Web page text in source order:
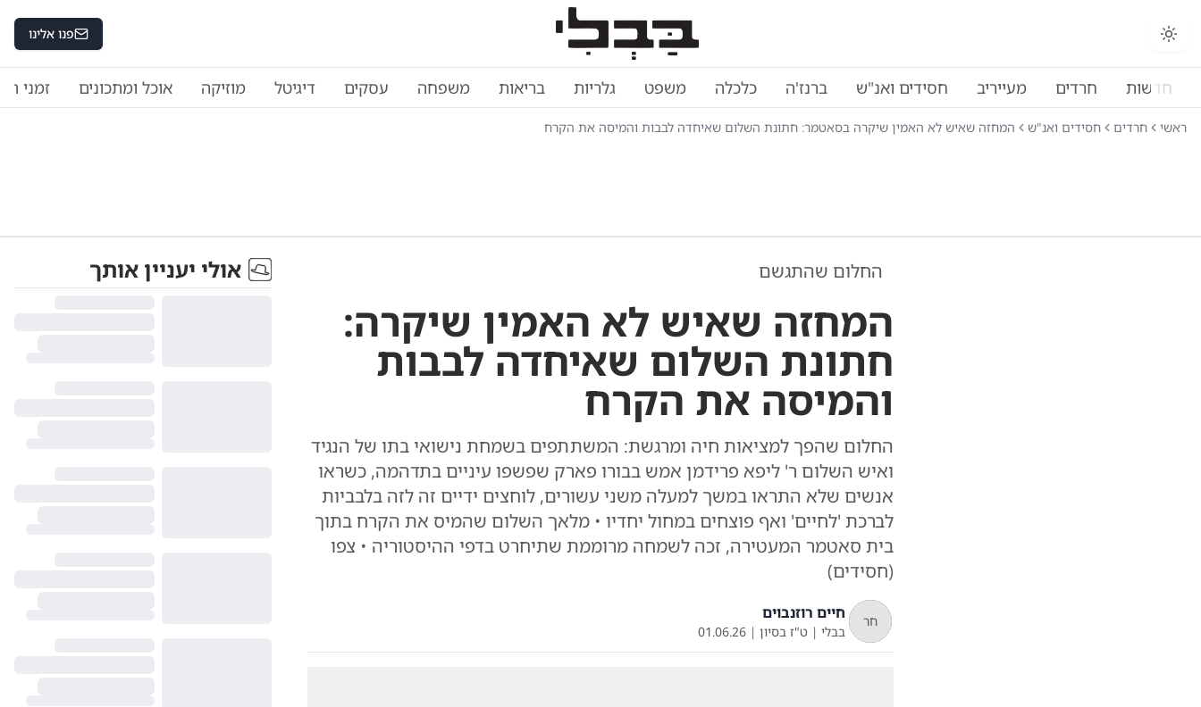
פנו אלינו
חדשות חרדים מעייריב חסידים ואנ"ש ברנז'ה כלכלה משפט גלריות בריאות משפחה עסקים דיגיטל מוזיקה אוכל ומתכונים זמני
ראשי חרדים חסידים ואנ"ש המחזה שאיש לא האמין שיקרה בסאטמר: חתונת השלום שאיחדה לבבות והמיסה את הקרח
החלום שהתגשם
המחזה שאיש לא האמין שיקרה:
חתונת השלום שאיחדה לבבות
והמיסה את הקרח
החלום שהפך למציאות חיה ומרגשת: המשתתפים בשמחת נישואי בתו של הנגיד
ואיש השלום ר' ליפא פרידמן אמש בבורו פארק שפשפו עיניים בתדהמה, כשראו
אנשים שלא התראו במשך למעלה משני עשורים, לוחצים ידיים זה לזה בלבביות
לברכת 'לחיים' ואף פוצחים במחול יחדיו • מלאך השלום שהמיס את הקרח בתוך
בית סאטמר המעטירה, זכה לשמחה מרוממת שתיחרט בדפי ההיסטוריה • צפו
(חסידים)
חר חיים רוזנבוים
בבלי| ט"ז בסיון |
01.06.26
אולי יעניין אותך